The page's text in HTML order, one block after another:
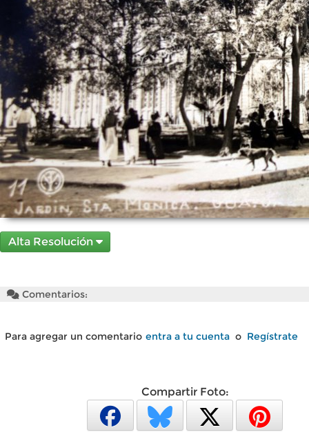
Alta Resolución
Comentarios:
Para agregar un comentario entra a tu cuenta o Regístrate
Compartir Foto: